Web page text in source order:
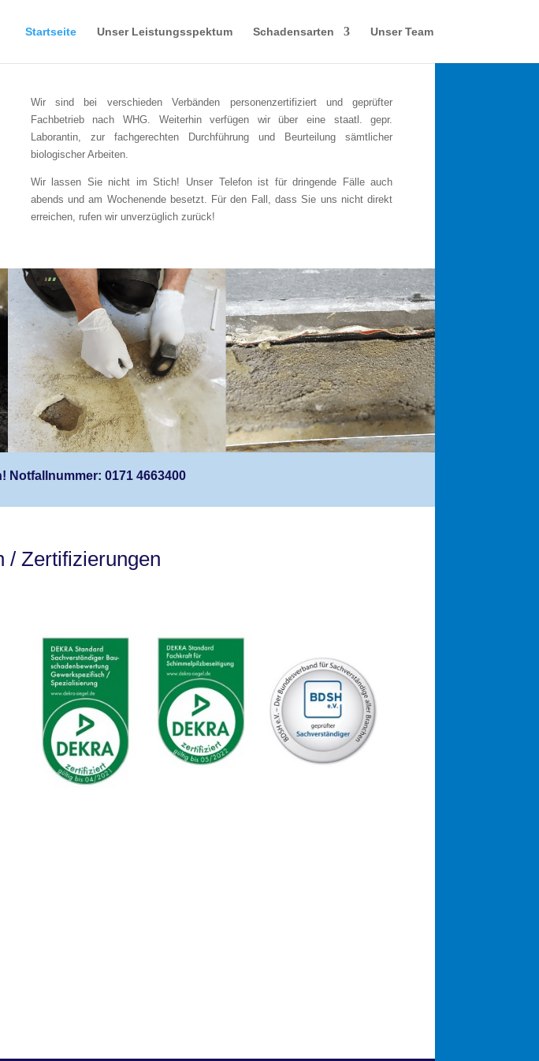
Startseite Unser Leistungsspektum Schadensarten Unser Team
Wir sind bei verschieden Verbänden personenzertifiziert und geprüfter
Fachbetrieb nach WHG. Weiterhin verfügen wir über eine staatl. gepr.
Laborantin, zur fachgerechten Durchführung und Beurteilung sämtlicher
biologischer Arbeiten.
Wir lassen Sie nicht im Stich! Unser Telefon ist für dringende Fälle auch
abends und am Wochenende besetzt. Für den Fall, dass Sie uns nicht direkt
erreichen, rufen wir unverzüglich zurück!
Notfallnummer: 0171 4663400
/ Zertifizierungen